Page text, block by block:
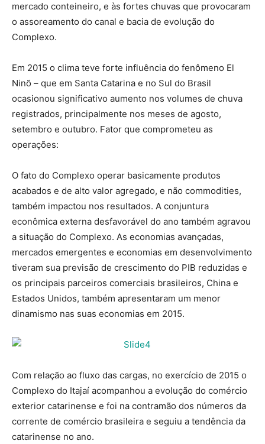
mercado conteineiro, e às fortes chuvas que provocaram
o assoreamento do canal e bacia de evolução do
Complexo.
Em 2015 o clima teve forte influência do fenômeno El
Ninõ – que em Santa Catarina e no Sul do Brasil
ocasionou significativo aumento nos volumes de chuva
registrados, principalmente nos meses de agosto,
setembro e outubro. Fator que comprometeu as
operações:
O fato do Complexo operar basicamente produtos
acabados e de alto valor agregado, e não commodities,
também impactou nos resultados. A conjuntura
econômica externa desfavorável do ano também agravou
a situação do Complexo. As economias avançadas,
mercados emergentes e economias em desenvolvimento
tiveram sua previsão de crescimento do PIB reduzidas e
os principais parceiros comerciais brasileiros, China e
Estados Unidos, também apresentaram um menor
dinamismo nas suas economias em 2015.
Com relação ao fluxo das cargas, no exercício de 2015 o
Complexo do Itajaí acompanhou a evolução do comércio
exterior catarinense e foi na contramão dos números da
corrente de comércio brasileira e seguiu a tendência da
catarinense no ano.